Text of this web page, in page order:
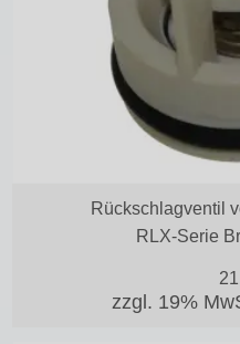
Rückschlagventil
RLX-Serie
zzgl. 19%